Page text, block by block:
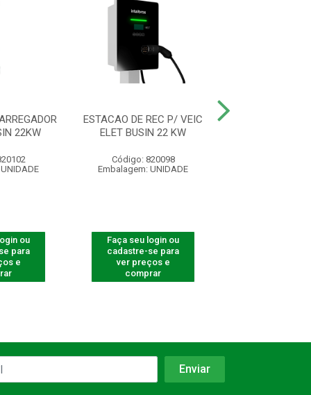
22KW
ou
para
e
ESTACAO DE REC P/ VEIC
ELET BUSIN 22 KW
Código: 820098
Embalagem: UNIDADE
Faça seu login ou
cadastre-se para
ver preços e
comprar